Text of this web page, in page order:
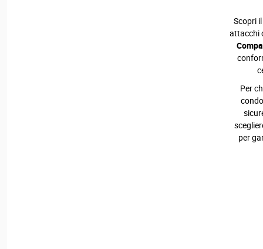
Scopri il
attacchi
Per
per